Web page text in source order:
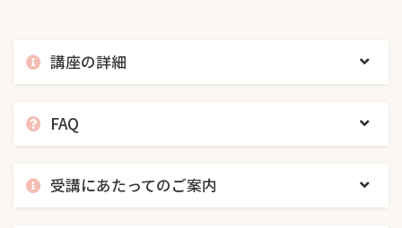
講座の詳細
FAQ
受講にあたってのご案内